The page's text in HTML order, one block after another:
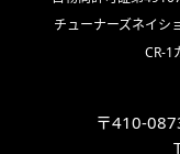
チューナーズネイシ
CR-1
〒410-